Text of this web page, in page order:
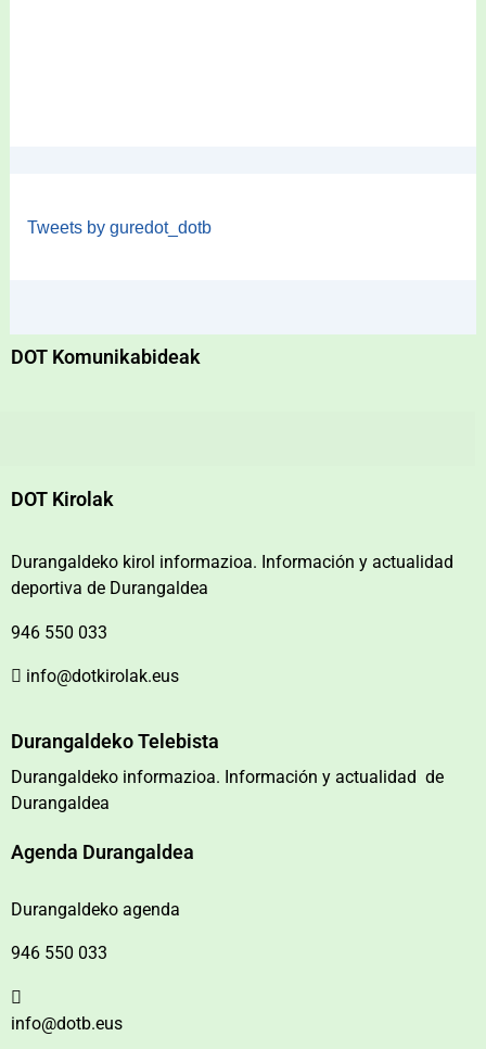
Tweets by guredot_dotb
DOT Komunikabideak
DOT Kirolak
Durangaldeko kirol informazioa. Información y actualidad
deportiva de Durangaldea
946 550 033
info@dotkirolak.eus
Durangaldeko Telebista
Durangaldeko informazioa. Información y actualidad de
Durangaldea
Agenda Durangaldea
Durangaldeko agenda
946 550 033
info@dotb.eus